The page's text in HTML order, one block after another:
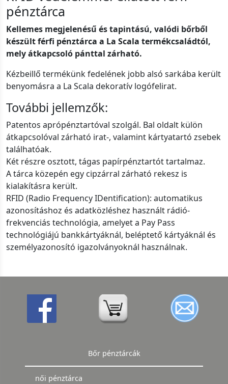
pénztárca
Kellemes megjelenésű és tapintású, valódi bőrből
készült férfi pénztárca a La Scala termékcsaládtól,
mely átkapcsoló pánttal zárható.
Kézbeillő termékünk fedelének jobb alsó sarkába került
benyomásra a La Scala dekoratív logófelirat.
További jellemzők:
Patentos aprópénztartóval szolgál. Bal oldalt külön
átkapcsolóval zárható irat-, valamint kártyatartó zsebek
találhatóak.
Két részre osztott, tágas papírpénztartót tartalmaz.
A tárca közepén egy cipzárral zárható rekesz is
kialakításra került.
RFID (Radio Frequency IDentification): automatikus
azonosításhoz és adatközléshez használt rádió-
frekvenciás technológia, amelyet a Pay Pass
technológiájú bankkártyáknál, beléptető kártyáknál és
személyazonosító igazolványoknál használnak.
Bőr pénztárcák
női pénztárca